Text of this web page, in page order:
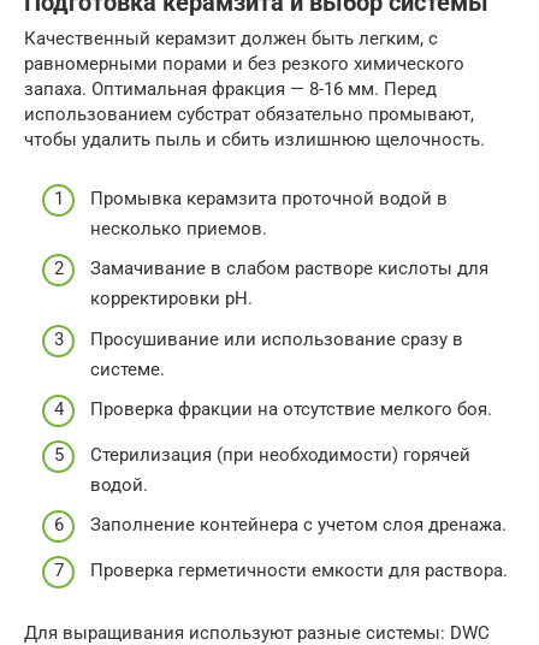
Качественный керамзит должен быть легким, с
равномерными порами и без резкого химического
запаха. Оптимальная фракция — 8-16 мм. Перед
использованием субстрат обязательно промывают,
чтобы удалить пыль и сбить излишнюю щелочность.
Промывка керамзита проточной водой в
несколько приемов.
Замачивание в слабом растворе кислоты для
корректировки pH.
Просушивание или использование сразу в
системе.
Проверка фракции на отсутствие мелкого боя.
Стерилизация (при необходимости) горячей
водой.
Заполнение контейнера с учетом слоя дренажа.
Проверка герметичности емкости для раствора.
Для выращивания используют разные системы: DWC